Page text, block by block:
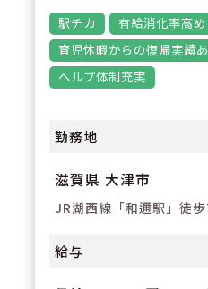
年末年始休暇や夏
く、医療貢献特
文化活動特別休
休暇がございます
駅チカ 有給消化率高め
育児休暇からの復帰実績
ヘルプ体制充実
勤務地
滋賀県 大津市
JR湖西線「和邇駅」徒
給与